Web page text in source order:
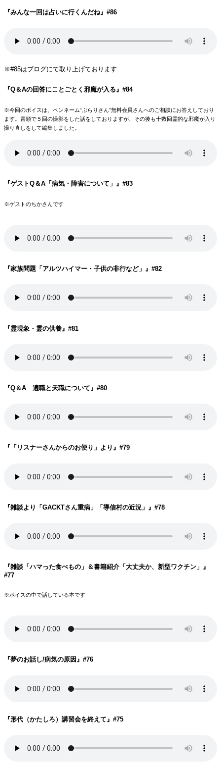
『みんな一回は占いに行くんだね』#86
※#85はブログにて取り上げております
『Q＆Aの回答にことごとく邪魔が入る 』#84
※今回のボイスは、ペンネーム“ぶらりさん”無料会員さんへのご相談にお答えしており
ます。冒頭で５回の撮影をした話をしておりますが、その後も十数回霊的な邪魔が入り
撮り直しをして編集しました。
『ゲストQ＆A「病気・障害について」 』#83
※ゲストのちかさんです
『家族問題「アルツハイマー・子供の非行など」 』#82
『霊現象・霊の供養 』#81
『Q＆A 適職と天職について 』#80
『「リスナーさんからのお便り」より 』#79
『雑談より「GACKTさん重病」「導信村の近況」 』#78
『雑談「ハマった食べもの」＆書籍紹介「大丈夫か、新型ワクチン」 』
#77
※ボイスの中で話している本です
『夢のお話し/病気の原因 』#76
『形代（かたしろ）講習会を終えて 』#75